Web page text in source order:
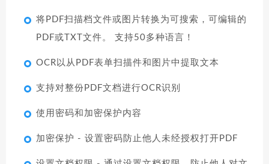
将PDF扫描档文件或图片转换为可搜索，可编辑的
PDF或TXT文件。 支持50多种语言！
OCR以从PDF表单扫描件和图片中提取文本
支持对整份PDF文档进行OCR识别
使用密码和加密保护内容
加密保护 - 设置密码防止他人未经授权打开PDF